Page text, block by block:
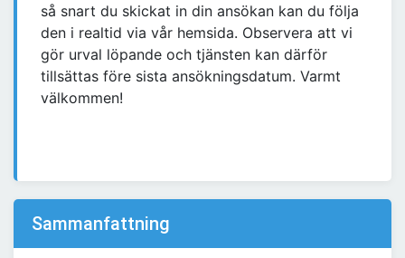
så snart du skickat in din ansökan kan du följa
den i realtid via vår hemsida. Observera att vi
gör urval löpande och tjänsten kan därför
tillsättas före sista ansökningsdatum. Varmt
välkommen!
Sammanfattning